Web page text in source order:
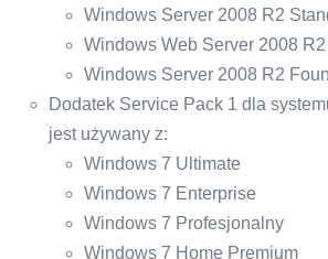
Windows Server 2008 R2
Windows Web Server 2008 R2
Windows Server 2008 R2
Dodatek Service Pack 1 dla
jest używany z:
Windows 7 Ultimate
Windows 7 Enterprise
Windows 7 Profesjonalny
Windows 7 Home Premium